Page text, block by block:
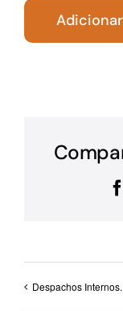
Despachos Internos.